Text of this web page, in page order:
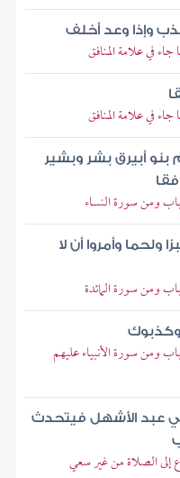
وإذا وعد أخلف
في علامة المنافق
في علامة المنافق
أبيرق بشر وبشير
ومن سورة النساء
ولحما وأمروا أن لا
ومن سورة المائدة
ومن سورة الأنبياء عليهم
عبد الأشهل فيتحدث
إلى الصلاة من غير سعي